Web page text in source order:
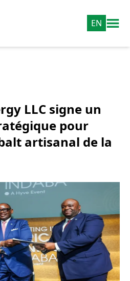
EN
LLC signe un
pour
artisanal de la